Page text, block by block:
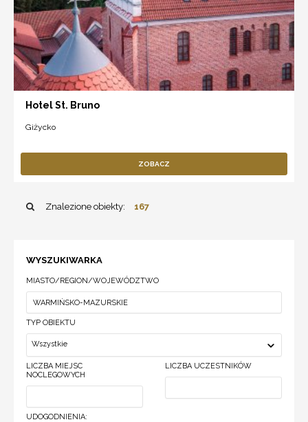
Hotel St. Bruno
Giżycko
ZOBACZ
Znalezione obiekty: 167
WYSZUKIWARKA
MIASTO/REGION/WOJEWÓDZTWO
TYP OBIEKTU
Wszystkie
LICZBA MIEJSC
NOCLEGOWYCH
LICZBA UCZESTNIKÓW
UDOGODNIENIA: